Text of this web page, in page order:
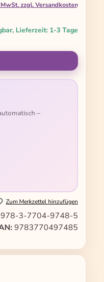
zzgl. Versandkosten
Lieferzeit: 1-3 Tage
benutze die
–
Zum Merkzettel hinzufügen
978-3-7704-9748-5
9783770497485